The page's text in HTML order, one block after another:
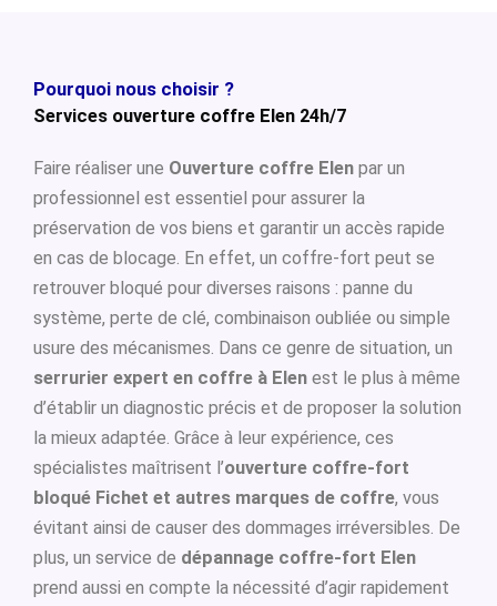
Pourquoi nous choisir ?
Services ouverture coffre Elen 24h/7
Faire réaliser une Ouverture coffre Elen par un
professionnel est essentiel pour assurer la
préservation de vos biens et garantir un accès rapide
en cas de blocage. En effet, un coffre-fort peut se
retrouver bloqué pour diverses raisons : panne du
système, perte de clé, combinaison oubliée ou simple
usure des mécanismes. Dans ce genre de situation, un
serrurier expert en coffre à Elen est le plus à même
d’établir un diagnostic précis et de proposer la solution
la mieux adaptée. Grâce à leur expérience, ces
spécialistes maîtrisent l’ouverture coffre-fort
bloqué Fichet et autres marques de coffre, vous
évitant ainsi de causer des dommages irréversibles. De
plus, un service de dépannage coffre-fort Elen
prend aussi en compte la nécessité d’agir rapidement